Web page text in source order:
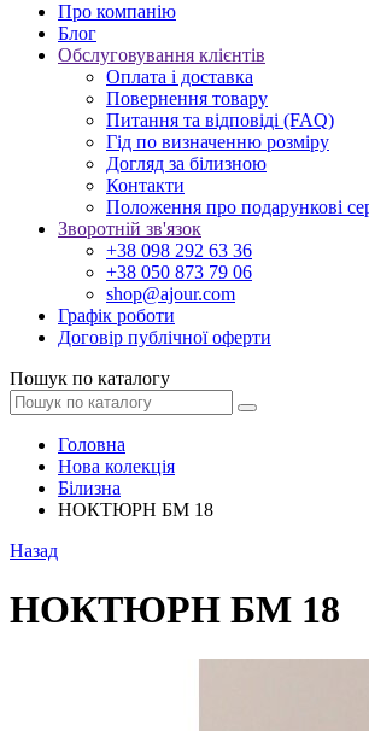
Про компанію
Блог
Обслуговування клієнтів
Оплата і доставка
Повернення товару
Питання та відповіді (FAQ)
Гід по визначенню розміру
Догляд за білизною
Контакти
Положення про подарункові
Зворотній зв'язок
+38 098 292 63 36
+38 050 873 79 06
shop@ajour.com
Графік роботи
Договір публічної оферти
Пошук по каталогу
Головна
Нова колекція
Білизна
НОКТЮРН БМ 18
Назад
НОКТЮРН БМ 18